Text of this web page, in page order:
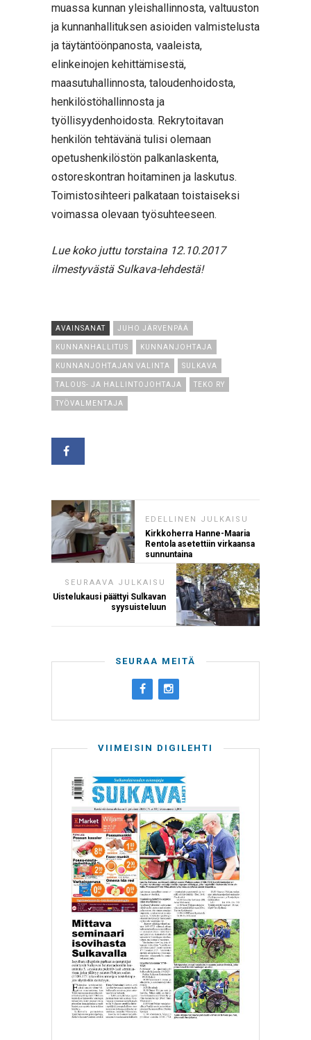
muassa kunnan yleishallinnosta, valtuuston
ja kunnanhallituksen asioiden valmistelusta
ja täytäntöönpanosta, vaaleista,
elinkeinojen kehittämisestä,
maasutuhallinnosta, taloudenhoidosta,
henkilöstöhallinnosta ja
työllisyydenhoidosta. Rekrytoitavan
henkilön tehtävänä tulisi olemaan
opetushenkilöstön palkanlaskenta,
ostoreskontran hoitaminen ja laskutus.
Toimistosihteeri palkataan toistaiseksi
voimassa olevaan työsuhteeseen.
Lue koko juttu torstaina 12.10.2017
ilmestyvästä Sulkava-lehdestä!
AVAINSANAT JUHO JÄRVENPÄÄ
KUNNANHALLITUS KUNNANJOHTAJA
KUNNANJOHTAJAN VALINTA SULKAVA
TALOUS- JA HALLINTOJOHTAJA TEKO RY
TYÖVALMENTAJA
EDELLINEN JULKAISU
Kirkkoherra Hanne-Maaria
Rentola asetettiin virkaansa
sunnuntaina
SEURAAVA JULKAISU
Uistelukausi päättyi Sulkavan
syysuisteluun
SEURAA MEITÄ
VIIMEISIN DIGILEHTI